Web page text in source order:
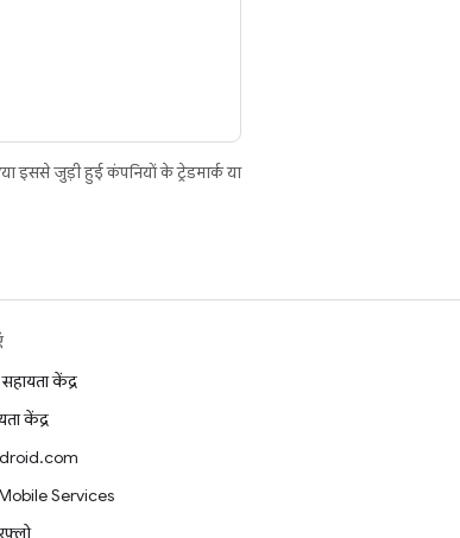
जुड़ी हुई कंपनियों के ट्रेडमार्क या
केंद्र
केंद्र
Services